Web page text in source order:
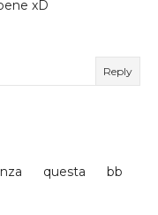
xD
Reply
questa bb